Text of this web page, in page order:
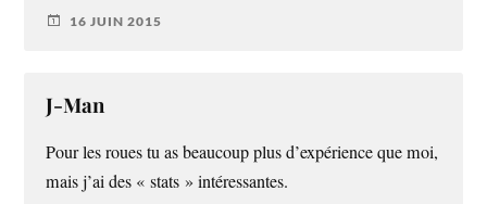
16 JUIN 2015
J-Man
Pour les roues tu as beaucoup plus d’expérience que moi,
mais j’ai des « stats » intéressantes.